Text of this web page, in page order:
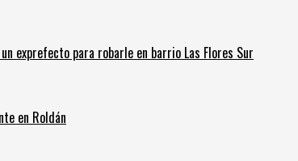
exprefecto para robarle en barrio Las Flores Sur
en Roldán